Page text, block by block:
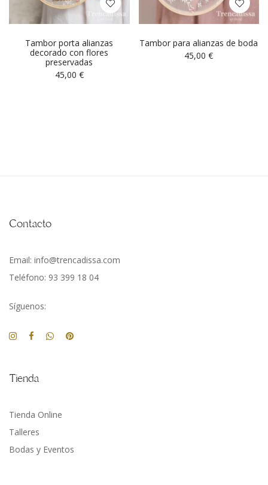
Tambor porta alianzas
decorado con flores
preservadas
45,00 €
Tambor para alianzas de boda
45,00€
Contacto
Email: info@trencadissa.com
Teléfono: 93 399 18 04
Síguenos:
Tienda
Tienda Online
Talleres
Bodas y Eventos